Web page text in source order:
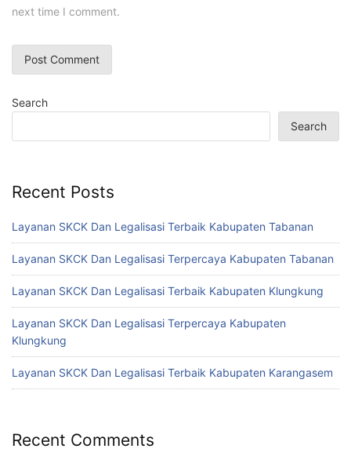
next time I comment.
Search
Search
Recent Posts
Layanan SKCK Dan Legalisasi Terbaik Kabupaten Tabanan
Layanan SKCK Dan Legalisasi Terpercaya Kabupaten Tabanan
Layanan SKCK Dan Legalisasi Terbaik Kabupaten Klungkung
Layanan SKCK Dan Legalisasi Terpercaya Kabupaten
Klungkung
Layanan SKCK Dan Legalisasi Terbaik Kabupaten Karangasem
Recent Comments